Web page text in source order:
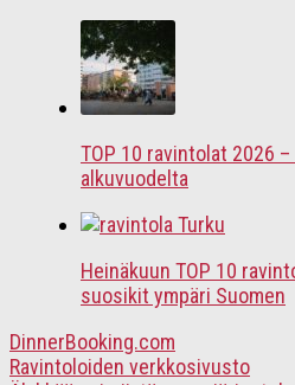
TOP 10 ravintolat 2026
alkuvuodelta
Heinäkuun TOP 10
suosikit ympäri Suomen
DinnerBooking.com
Ravintoloiden verkkosivusto